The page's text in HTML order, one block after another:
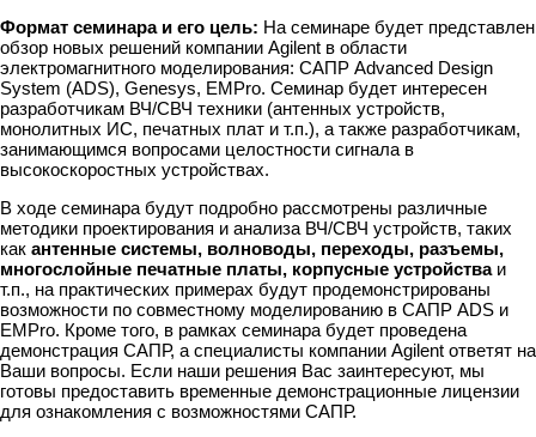
Формат семинара и его цель: На семинаре будет представлен
обзор новых решений компании Agilent в области
электромагнитного моделирования: САПР Advanced Design
System (ADS), Genesys, EMPro. Семинар будет интересен
разработчикам ВЧ/СВЧ техники (антенных устройств,
монолитных ИС, печатных плат и т.п.), а также разработчикам,
занимающимся вопросами целостности сигнала в
высокоскоростных устройствах.
В ходе семинара будут подробно рассмотрены различные
методики проектирования и анализа ВЧ/СВЧ устройств, таких
как антенные системы, волноводы, переходы, разъемы,
многослойные печатные платы, корпусные устройстваи
т.п., на практических примерах будут продемонстрированы
возможности по совместному моделированию в САПР ADS и
EMPro. Кроме того, в рамках семинара будет проведена
демонстрация САПР, а специалисты компании Agilent ответят на
Ваши вопросы. Если наши решения Вас заинтересуют, мы
готовы предоставить временные демонстрационные лицензии
для ознакомления с возможностями САПР.